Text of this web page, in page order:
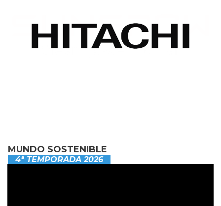
MUNDO SOSTENIBLE
4ª TEMPORADA 2026